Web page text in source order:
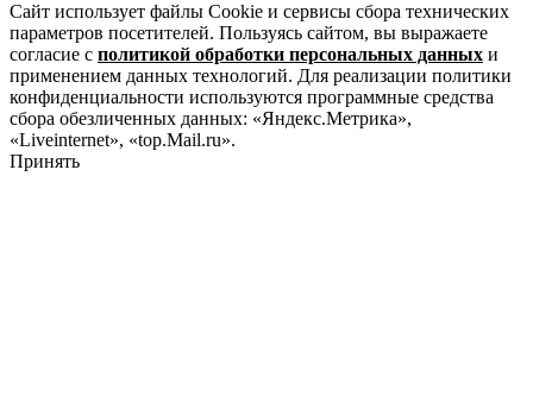
Сайт использует файлы Cookie и сервисы сбора технических
параметров посетителей. Пользуясь сайтом, вы выражаете
согласие с политикой обработки персональных данных и
применением данных технологий. Для реализации политики
конфиденциальности используются программные средства
сбора обезличенных данных: «Яндекс.Метрика»,
«Liveinternet», «top.Mail.ru».
Принять